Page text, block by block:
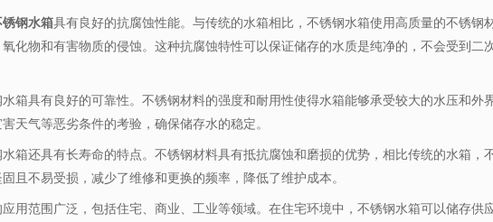
钢水箱具有良好的抗腐蚀性能。与传统的水箱相比，不锈钢水箱使用高质量的不锈钢
化物和有害物质的侵蚀。这种抗腐蚀特性可以保证储存的水质是纯净的，不会受到二
箱具有良好的可靠性。不锈钢材料的强度和耐用性使得水箱能够承受较大的水压和外
天气等恶劣条件的考验，确保储存水的稳定。
箱还具有长寿命的特点。不锈钢材料具有抵抗腐蚀和磨损的优势，相比传统的水箱，
且不易受损，减少了维修和更换的频率，降低了维护成本。
用范围广泛，包括住宅、商业、工业等领域。在住宅环境中，不锈钢水箱可以储存供